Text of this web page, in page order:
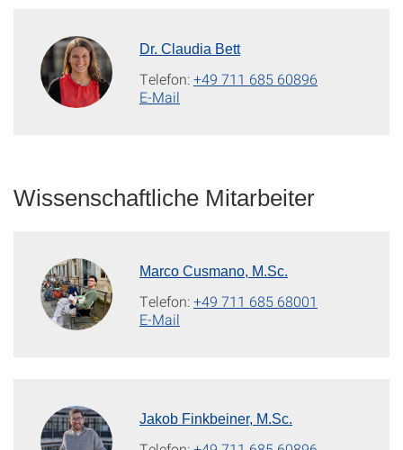
Dr. Claudia Bett
Telefon:+49 711 685 60896
E-Mail
Wissenschaftliche Mitarbeiter
Marco Cusmano, M.Sc.
Telefon:+49 711 685 68001
E-Mail
Jakob Finkbeiner, M.Sc.